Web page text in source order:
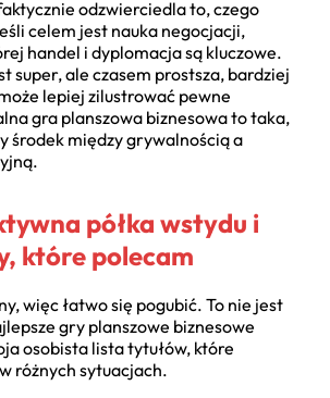
odzwierciedla to, czego
celem jest nauka negocjacji,
handel i dyplomacja są kluczowe.
super, ale czasem prostsza, bardziej
lepiej zilustrować pewne
gra planszowa biznesowa to taka,
środek między grywalnością a
półka wstydu i
które polecam
więc łatwo się pogubić. To nie jest
gry planszowe biznesowe
osobista lista tytułów, które
różnych sytuacjach.